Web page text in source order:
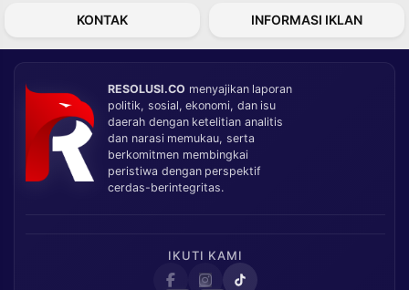
KONTAK INFORMASI IKLAN
RESOLUSI.CO menyajikan laporan
politik, sosial, ekonomi, dan isu
daerah dengan ketelitian analitis
dan narasi memukau, serta
berkomitmen membingkai
peristiwa dengan perspektif
cerdas-berintegritas.
IKUTI KAMI